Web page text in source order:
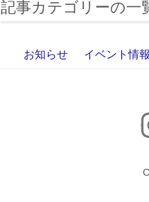
記事カテゴリーの一
お知らせ イベント情報